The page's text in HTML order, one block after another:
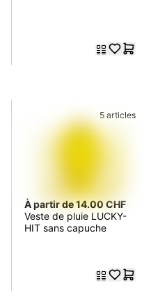
5 articles
À partir de 14.00 CHF
Veste de pluie LUCKY-
HIT sans capuche